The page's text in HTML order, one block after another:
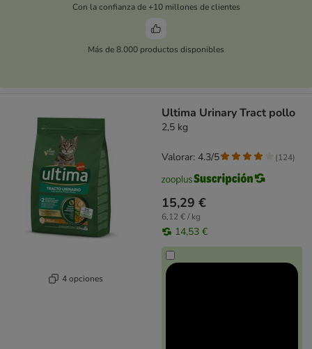
Con la confianza de +10 millones de clientes
Más de 8.000 productos disponibles
4 opciones
Ultima Urinary Tract pollo
2,5 kg
15,29 €
6,12 € / kg
14,53 €
Valorar: 4.3/5 (124)